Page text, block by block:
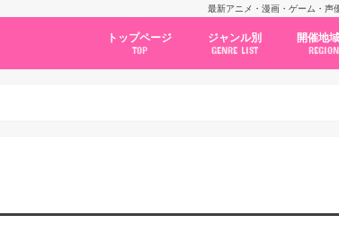
最新アニメ・漫画・ゲーム・声
トップページ
TOP
ジャンル別
GENRE LIST
開催地
REGION